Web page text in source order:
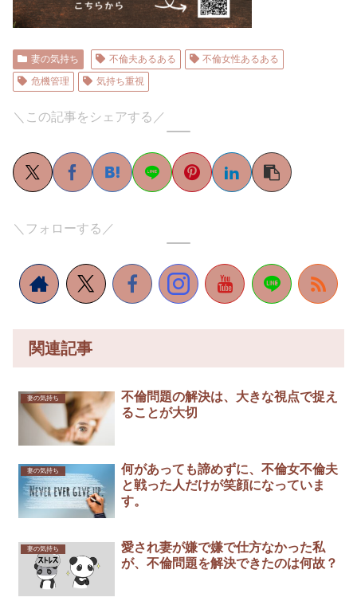
妻の気持ち 不倫夫あるある
不倫女性あるある
危機管理
気持ち重視
＼この記事をシェアする／
＼フォローする／
関連記事
妻の気持ち
不倫問題の解決は、大きな視点で捉え
ることが大切
妻の気持ち
何があっても諦めずに、不倫女不倫夫
と戦った人だけが笑顔になっていま
す。
妻の気持ち
愛され妻が嫌で嫌で仕方なかった私
が、不倫問題を解決できたのは何故？